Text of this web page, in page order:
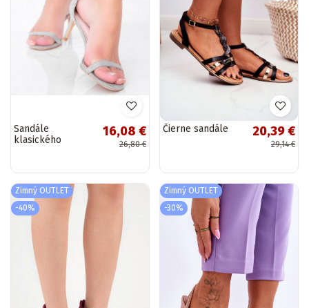
Sandále
klasického
16,08 €
26,80 €
Čierne sandále 20,39 €
29,14 €
Zimný OUTLET
-40%
Zimný OUTLET
-30%